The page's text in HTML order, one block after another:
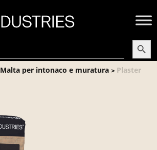
Search
Malta per intonaco e muratura > Plaster